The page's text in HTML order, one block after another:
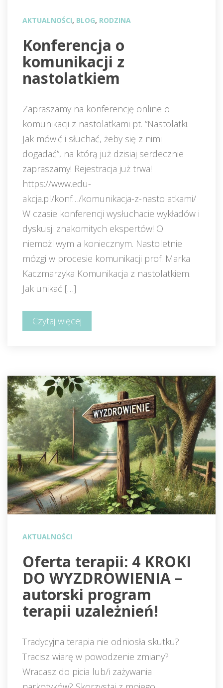
AKTUALNOŚCI, BLOG, RODZINA
Konferencja o
komunikacji z
nastolatkiem
Zapraszamy na konferencję online o
komunikacji z nastolatkami pt. “Nastolatki.
Jak mówić i słuchać, żeby się z nimi
dogadać”, na którą już dzisiaj serdecznie
zapraszamy! Rejestracja już trwa!
https://www.edu-
akcja.pl/konf…/komunikacja-z-nastolatkami/
W czasie konferencji wysłuchacie wykładów i
dyskusji znakomitych ekspertów! O
niemożliwym a koniecznym. Nastoletnie
mózgi w procesie komunikacji prof. Marka
Kaczmarzyka Komunikacja z nastolatkiem.
Jak unikać […]
Czytaj więcej
AKTUALNOŚCI
Oferta terapii: 4 KROKI
DO WYZDROWIENIA –
autorski program
terapii uzależnień!
Tradycyjna terapia nie odniosła skutku?
Tracisz wiarę w powodzenie zmiany?
Wracasz do picia lub/i zażywania